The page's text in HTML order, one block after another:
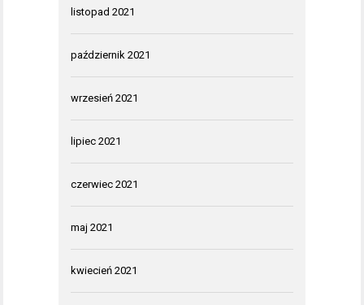
listopad 2021
październik 2021
wrzesień 2021
lipiec 2021
czerwiec 2021
maj 2021
kwiecień 2021